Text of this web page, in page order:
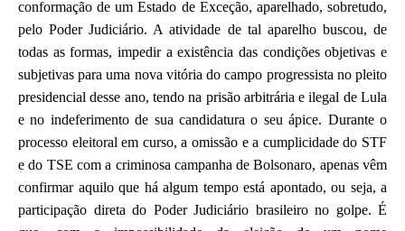
conformaçãode um Estado de Exceção, aparelhado, sobretudo,
peloPoderJudiciário. A atividade de tal aparelho buscou, de
todas as formas, impedir a existência das condições objetivas e
subjetivas para uma nova vitória do campo progressista no pleito
presidencial desse ano, tendo na prisão arbitrária e ilegal de Lula
e no indeferimento de sua candidatura o seu ápice. Durante o
processo eleitoral em curso, a omissão e a cumplicidade do STF
e do TSE com a criminosa campanha de Bolsonaro, apenas vêm
confirmar aquilo que há algum tempo está apontado, ou seja, a
participação direta do Poder Judiciário brasileiro no golpe. É